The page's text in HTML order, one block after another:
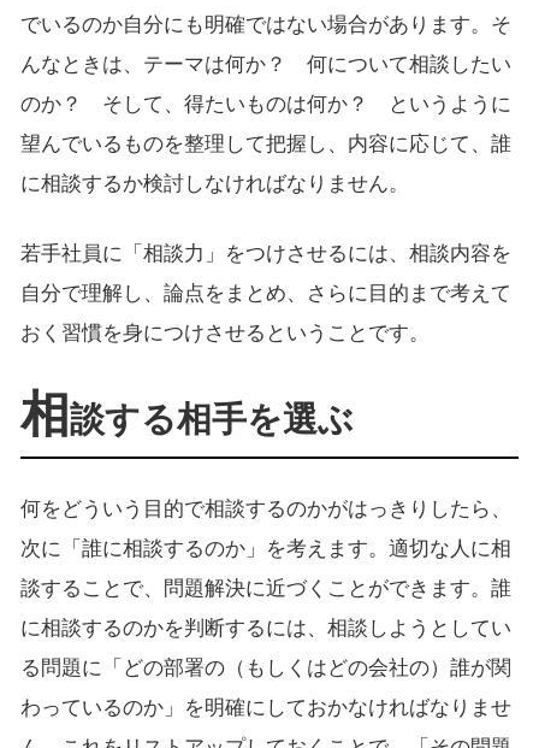
でいるのか自分にも明確ではない場合があります。そ
んなときは、テーマは何か？ 何について相談したい
のか？ そして、得たいものは何か？ というように
望んでいるものを整理して把握し、内容に応じて、誰
に相談するか検討しなければなりません。
若手社員に「相談力」をつけさせるには、相談内容を
自分で理解し、論点をまとめ、さらに目的まで考えて
おく習慣を身につけさせるということです。
相談する相手を選ぶ
何をどういう目的で相談するのかがはっきりしたら、
次に「誰に相談するのか」を考えます。適切な人に相
談することで、問題解決に近づくことができます。誰
に相談するのかを判断するには、相談しようとしてい
る問題に「どの部署の（もしくはどの会社の）誰が関
わっているのか」を明確にしておかなければなりませ